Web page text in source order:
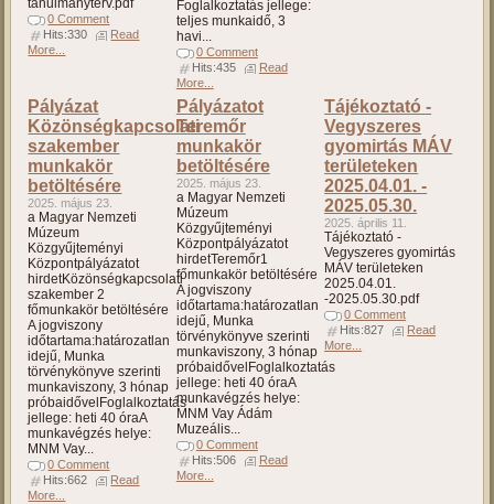
tanulmányterv.pdf
0 Comment
Hits:330
Read
More...
Foglalkoztatás jellege:
teljes munkaidő, 3
havi...
0 Comment
Hits:435
Read
More...
Pályázat
Közönségkapcsolati
szakember
munkakör
betöltésére
2025. május 23.
a Magyar Nemzeti
Múzeum
Közgyűjteményi
Központpályázatot
hirdetKözönségkapcsolati
szakember 2
főmunkakör betöltésére
A jogviszony
időtartama:határozatlan
idejű, Munka
törvénykönyve szerinti
munkaviszony, 3 hónap
próbaidővelFoglalkoztatás
jellege: heti 40 óraA
munkavégzés helye:
MNM Vay...
0 Comment
Hits:662
Read
More...
Pályázatot
Teremőr
munkakör
betöltésére
2025. május 23.
a Magyar Nemzeti
Múzeum
Közgyűjteményi
Központpályázatot
hirdetTeremőr1
főmunkakör betöltésére
A jogviszony
időtartama:határozatlan
idejű, Munka
törvénykönyve szerinti
munkaviszony, 3 hónap
próbaidővelFoglalkoztatás
jellege: heti 40 óraA
munkavégzés helye:
MNM Vay Ádám
Muzeális...
0 Comment
Hits:506
Read
More...
Tájékoztató -
Vegyszeres
gyomirtás MÁV
területeken
2025.04.01. -
2025.05.30.
2025. április 11.
Tájékoztató -
Vegyszeres gyomirtás
MÁV területeken
2025.04.01.
-2025.05.30.pdf
0 Comment
Hits:827
Read
More...